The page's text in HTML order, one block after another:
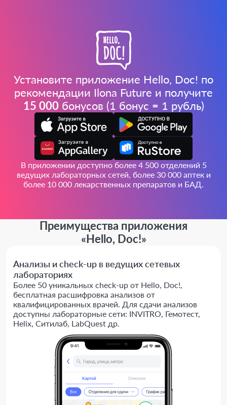
Установите приложение Hello, Doc! по
рекомендации Ilona Future и получите
15 000бонусов (1 бонус = 1 рубль)
В приложении доступно более 4 500 отделений 5
ведущих лабораторных сетей, более 30 000 аптек и
более 10 000 лекарственных препаратов и БАД.
Преимущества приложения
«Hello, Doc!»
Анализы и check-up в ведущих сетевых
лабораториях
Более 50 уникальных check-up от Hello, Doc!,
бесплатная расшифровка анализов от
квалифицированных врачей. Для сдачи анализов
доступны лабораторные сети: INVITRO, Гемотест,
Helix, Ситилаб, LabQuest др.